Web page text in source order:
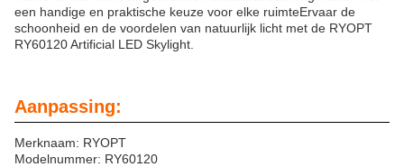
een handige en praktische keuze voor elke ruimteErvaar de
schoonheid en de voordelen van natuurlijk licht met de RYOPT
RY60120 Artificial LED Skylight.
Aanpassing:
Merknaam: RYOPT
Modelnummer: RY60120